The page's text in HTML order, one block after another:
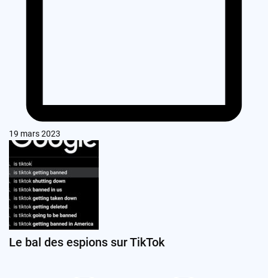
19 mars 2023
Le bal des espions sur TikTok